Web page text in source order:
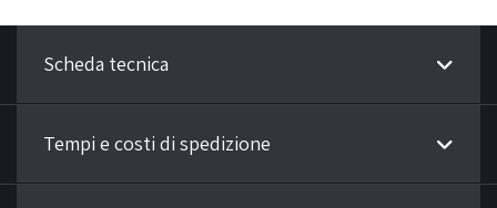
Scheda tecnica
Tempi e costi di spedizione